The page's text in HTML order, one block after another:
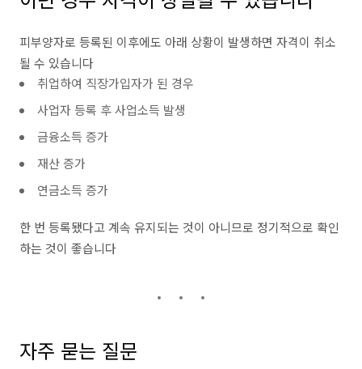
피부양자로 등록된 이후에도 아래 상황이 발생하면 자격이 취소
될 수 있습니다
취업하여 직장가입자가 된 경우
사업자 등록 후 사업소득 발생
금융소득 증가
재산 증가
연금소득 증가
한 번 등록됐다고 계속 유지되는 것이 아니므로 정기적으로 확인
하는 것이 좋습니다
자주 묻는 질문